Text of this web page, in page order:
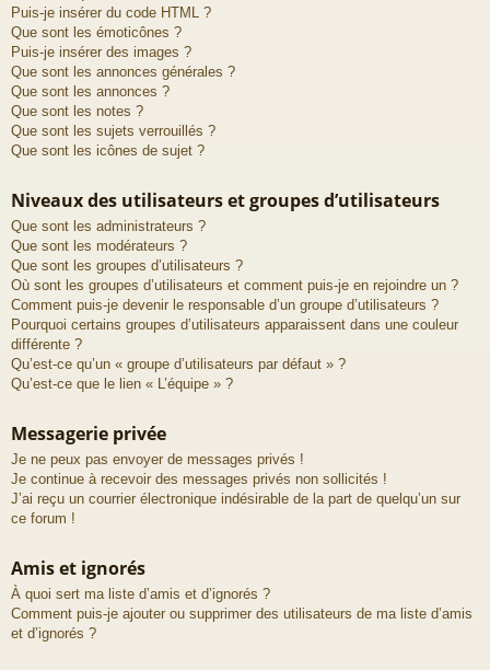
Puis-je insérer du code HTML ?
Que sont les émoticônes ?
Puis-je insérer des images ?
Que sont les annonces générales ?
Que sont les annonces ?
Que sont les notes ?
Que sont les sujets verrouillés ?
Que sont les icônes de sujet ?
Niveaux des utilisateurs et groupes d’utilisateurs
Que sont les administrateurs ?
Que sont les modérateurs ?
Que sont les groupes d’utilisateurs ?
Où sont les groupes d’utilisateurs et comment puis-je en rejoindre un ?
Comment puis-je devenir le responsable d’un groupe d’utilisateurs ?
Pourquoi certains groupes d’utilisateurs apparaissent dans une couleur
différente ?
Qu’est-ce qu’un « groupe d’utilisateurs par défaut » ?
Qu’est-ce que le lien « L’équipe » ?
Messagerie privée
Je ne peux pas envoyer de messages privés !
Je continue à recevoir des messages privés non sollicités !
J’ai reçu un courrier électronique indésirable de la part de quelqu’un sur
ce forum !
Amis et ignorés
À quoi sert ma liste d’amis et d’ignorés ?
Comment puis-je ajouter ou supprimer des utilisateurs de ma liste d’amis
et d’ignorés ?